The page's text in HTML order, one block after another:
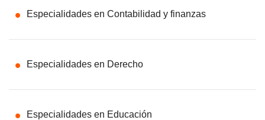
Especialidades en Contabilidad y finanzas
Especialidades en Derecho
Especialidades en Educación